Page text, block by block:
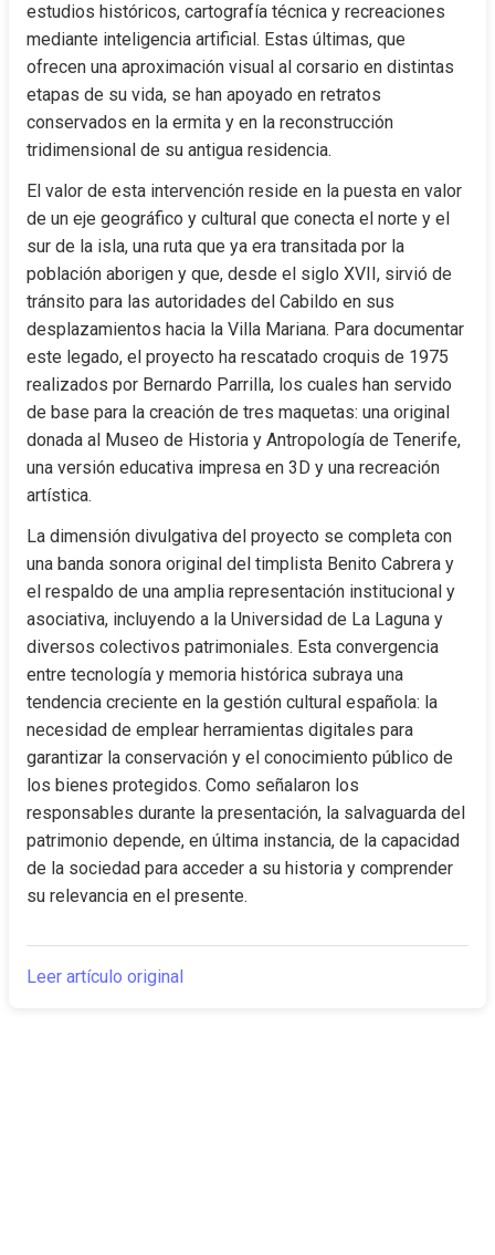
estudios históricos, cartografía técnica y recreaciones
mediante inteligencia artificial. Estas últimas, que
ofrecen una aproximación visual al corsario en distintas
etapas de su vida, se han apoyado en retratos
conservados en la ermita y en la reconstrucción
tridimensional de su antigua residencia.
El valor de esta intervención reside en la puesta en valor
de un eje geográfico y cultural que conecta el norte y el
sur de la isla, una ruta que ya era transitada por la
población aborigen y que, desde el siglo XVII, sirvió de
tránsito para las autoridades del Cabildo en sus
desplazamientos hacia la Villa Mariana. Para documentar
este legado, el proyecto ha rescatado croquis de 1975
realizados por Bernardo Parrilla, los cuales han servido
de base para la creación de tres maquetas: una original
donada al Museo de Historia y Antropología de Tenerife,
una versión educativa impresa en 3D y una recreación
artística.
La dimensión divulgativa del proyecto se completa con
una banda sonora original del timplista Benito Cabrera y
el respaldo de una amplia representación institucional y
asociativa, incluyendo a la Universidad de La Laguna y
diversos colectivos patrimoniales. Esta convergencia
entre tecnología y memoria histórica subraya una
tendencia creciente en la gestión cultural española: la
necesidad de emplear herramientas digitales para
garantizar la conservación y el conocimiento público de
los bienes protegidos. Como señalaron los
responsables durante la presentación, la salvaguarda del
patrimonio depende, en última instancia, de la capacidad
de la sociedad para acceder a su historia y comprender
su relevancia en el presente.
Leer artículo original